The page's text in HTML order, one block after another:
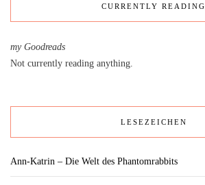
CURRENTLY READING
my Goodreads
Not currently reading anything.
LESEZEICHEN
Ann-Katrin – Die Welt des Phantomrabbits